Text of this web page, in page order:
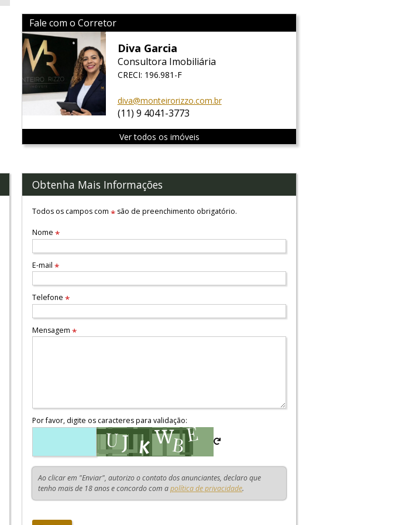
Fale com o Corretor
Diva Garcia
Consultora Imobiliária
CRECI: 196.981-F
diva@monteirorizzo.com.br
(11) 9 4041-3773
Ver todos os imóveis
Obtenha Mais Informações
Todos os campos com* são de preenchimento obrigatório.
Nome*
E-mail*
Telefone*
Mensagem*
Por favor, digite os caracteres para validação:
Ao clicar em "Enviar", autorizo o contato dos anunciantes, declaro que
tenho mais de 18 anos e concordo com apolítica de privacidade.